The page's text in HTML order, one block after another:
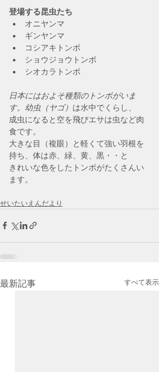
登場する昆虫たち
オニヤンマ
ギンヤンマ
コシアキトンボ
ショウジョウトンボ
シオカラトンボ
日本にはおよそ種類のトンボがいま
す。幼虫（ヤゴ） は水中でくらし、
成虫になると空を飛びエサは虫など肉
食です。
大きな目（複眼）と軽くて強い羽根を
持ち、体は赤、緑、黄、黒・・と
きれいな色をしたトンボがたくさんい
ます。
せいたいえんだより
最新記事 すべて表示